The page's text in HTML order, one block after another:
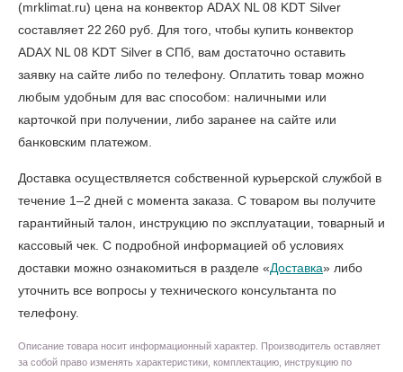
(mrklimat.ru) цена на конвектор ADAX NL 08 KDT Silver
составляет 22 260 руб. Для того, чтобы купить конвектор
ADAX NL 08 KDT Silver в СПб , вам достаточно оставить
заявку на сайте либо по телефону. Оплатить товар можно
любым удобным для вас способом: наличными или
карточкой при получении, либо заранее на сайте или
банковским платежом.
Доставка осуществляется собственной курьерской службой в
течение 1–2 дней с момента заказа. С товаром вы получите
гарантийный талон, инструкцию по эксплуатации, товарный и
кассовый чек. С подробной информацией об условиях
доставки можно ознакомиться в разделе «Доставка» либо
уточнить все вопросы у технического консультанта по
телефону.
Описание товара носит информационный характер. Производитель оставляет
за собой право изменять характеристики, комплектацию, инструкцию по